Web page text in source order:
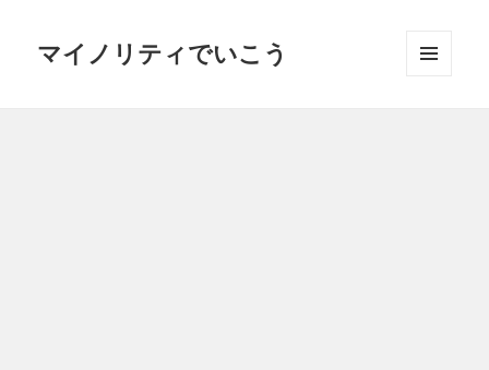
マイノリティでいこう